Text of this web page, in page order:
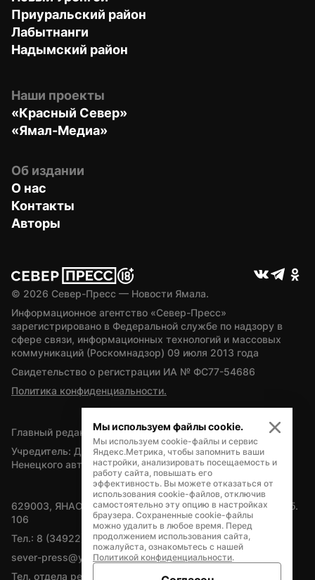
Приуральский район
Лабытнанги
Надымский район
Наши проекты
«Красный Север»
«Ямал-Медиа»
Об издании
О нас
Контакты
Авторы
© 2026 Север-Пресс — Новости Ямала.
Информационное агентство «Север-Пресс»
зарегистрировано в Федеральной службе по надзору в
сфере связи, информационных технологий и массовых
коммуникаций (Роскомнадзор) 09 июля 2013 года
Свидетельство о регистрации ИА № ФС77-54686
Политика конфиденциальности.
Главный редактор — А.Л. Поздеев
Учредитель: Департамент внутренней политики Ямало-
Ненецкого автономного округа
629003, ЯНАО, Салехард, мкр. Богдана Кнунянца, д.1, каб.
106
Тел.: 8 (34922) 71262
sever-press@yamal-media.ru
Тел. отдела рекламы: 8 (34922) 42728
Мы используем файлы cookie.
Мы используем cookie-файлы и сервис
Яндекс.Метрика, чтобы запомнить ваши
настройки, анализировать посещаемость и
работу сайта, повышать его
эффективность. Вы можете отказаться от
использования cookie-файлов, отключив
самостоятельно эту опцию в настройках
браузера. Сохраненные cookie-файлы
можно удалить в любое время. Перед
продолжением использования сайта,
пожалуйста, ознакомьтесь с нашей
Политикой конфиденциальности.